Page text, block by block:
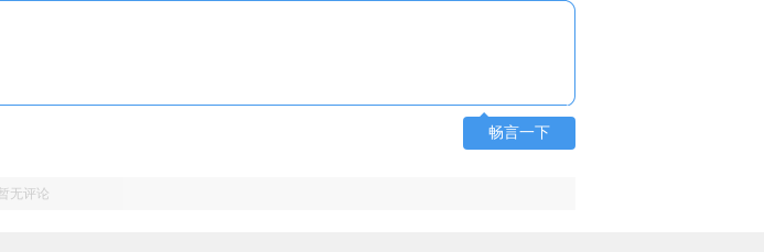
畅言一下
无评论